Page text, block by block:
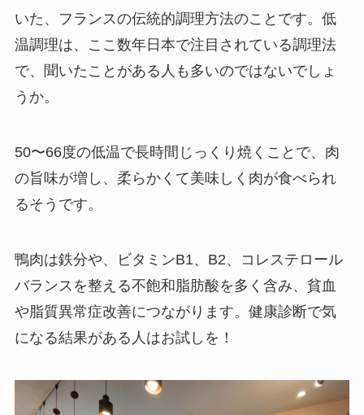
いた、フランスの伝統的調理方法のことです。低
温調理は、ここ数年日本で注目されている調理法
で、聞いたことがある人も多いのではないでしょ
うか。
50〜66度の低温で長時間じっくり焼くことで、肉
の旨味が増し、柔らかくて美味しく肉が食べられ
るそうです。
鴨肉は鉄分や、ビタミンB1、B2、コレステロール
バランスを整える不飽和脂肪酸を多く含み、貧血
や脂質異常症改善につながります。健康診断で気
になる結果がある人はお試しを！